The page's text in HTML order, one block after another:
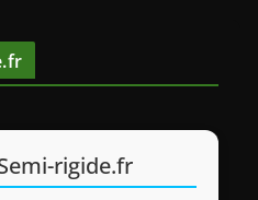
rigide.fr